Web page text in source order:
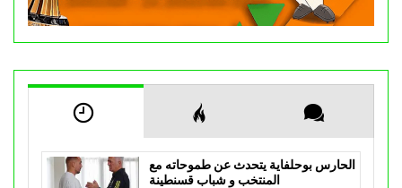
الحارس بوحلفاية يتحدث عن طموحاته مع
المنتخب و شباب قسنطينة